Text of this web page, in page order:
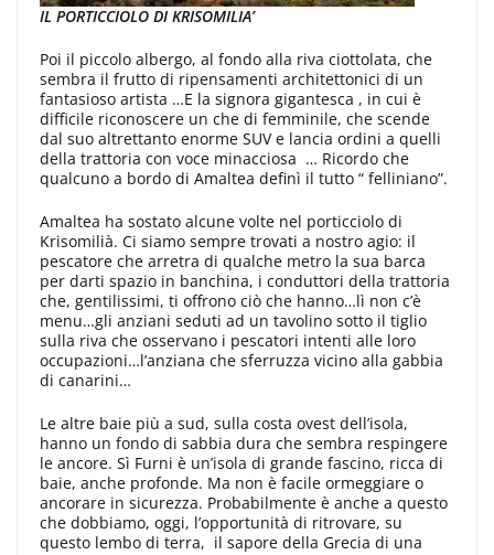
IL PORTICCIOLO DI KRISOMILIA’
Poi il piccolo albergo, al fondo alla riva ciottolata, che
sembra il frutto di ripensamenti architettonici di un
fantasioso artista …E la signora gigantesca , in cui è
difficile riconoscere un che di femminile, che scende
dal suo altrettanto enorme SUV e lancia ordini a quelli
della trattoria con voce minacciosa … Ricordo che
qualcuno a bordo di Amaltea definì il tutto “ felliniano”.
Amaltea ha sostato alcune volte nel porticciolo di
Krisomilià. Ci siamo sempre trovati a nostro agio: il
pescatore che arretra di qualche metro la sua barca
per darti spazio in banchina, i conduttori della trattoria
che, gentilissimi, ti offrono ciò che hanno…lì non c’è
menu…gli anziani seduti ad un tavolino sotto il tiglio
sulla riva che osservano i pescatori intenti alle loro
occupazioni…l’anziana che sferruzza vicino alla gabbia
di canarini…
Le altre baie più a sud, sulla costa ovest dell’isola,
hanno un fondo di sabbia dura che sembra respingere
le ancore. Sì Furni è un’isola di grande fascino, ricca di
baie, anche profonde. Ma non è facile ormeggiare o
ancorare in sicurezza. Probabilmente è anche a questo
che dobbiamo, oggi, l’opportunità di ritrovare, su
questo lembo di terra, il sapore della Grecia di una